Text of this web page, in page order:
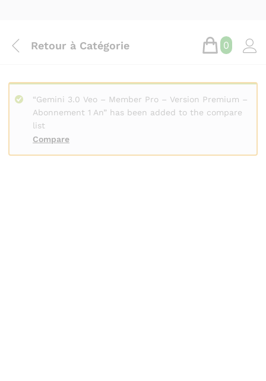
Retour à Catégorie 0
Compare
“Gemini 3.0 Veo – Member Pro – Version Premium –
Abonnement 1 An” has been added to the compare
list